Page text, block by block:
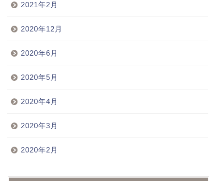
2021年2月
2020年12月
2020年6月
2020年5月
2020年4月
2020年3月
2020年2月